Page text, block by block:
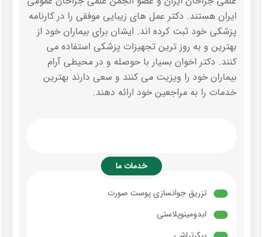
ایران هستند. دکتر عمل های زیبایی موفقی را در کارنامه
پزشکی خود ثبت کرده اند. ایشان برای بیماران خود از
بهترین و به روز ترین تجهیزات پزشکی استفاده می
کنند. دکتر اخوان بسیار با حوصله و در محیطی آرام
بیماران خود را ویزیت می کنند و سعی دارند بهترین
خدمات را به مراجعین خود ارائه دهند.
خدمات ما
تزریق جوانسازی پوست صورت
ابدومینوپلاستی